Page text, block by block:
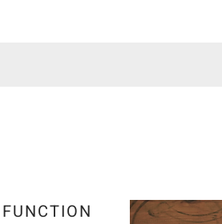
FUNCTION